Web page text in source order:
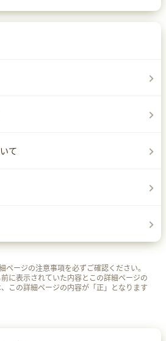
て
ページの注意事項を必ずご確認ください。
に表示されていた内容とこの詳細ページの
この詳細ページの内容が「正」となります